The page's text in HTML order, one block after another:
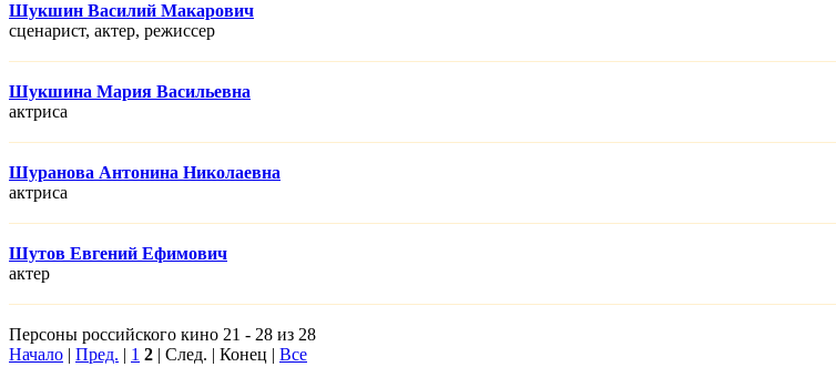
Шукшин Василий Макарович
сценарист, актер, режисcер
Шукшина Мария Васильевна
актриса
Шуранова Антонина Николаевна
актриса
Шутов Евгений Ефимович
актер
Персоны российского кино 21 - 28 из 28
Начало | Пред. | 1 2 | След. | Конец | Все